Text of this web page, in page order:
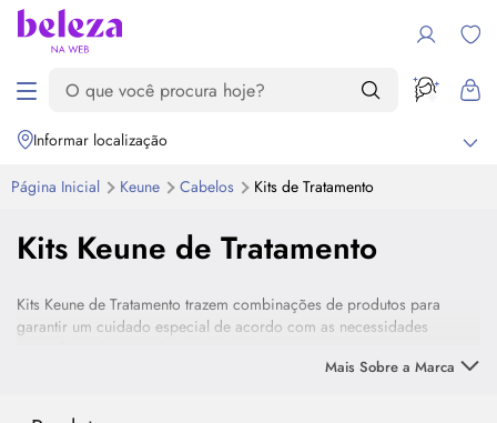
Informar localização
Página Inicial Keune Cabelos Kits de Tratamento
Kits Keune de Tratamento
Kits Keune de Tratamento trazem combinações de produtos para
garantir um cuidado especial de acordo com as necessidades
Mais Sobre a Marca